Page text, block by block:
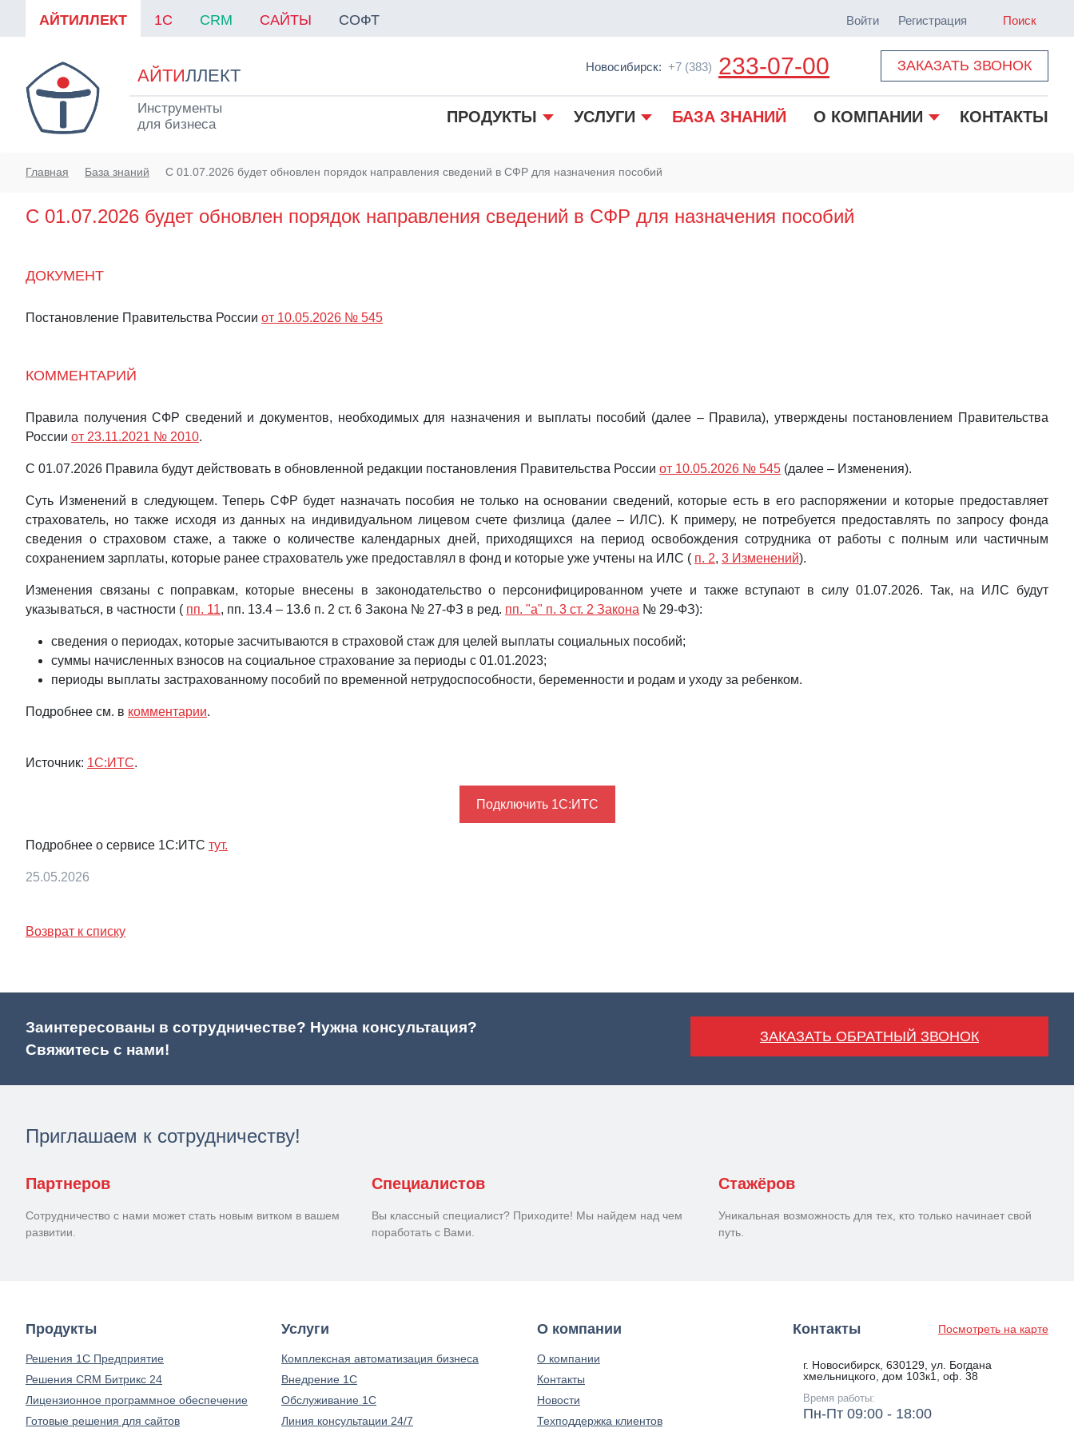
АЙТИЛЛЕКТ 1C CRM САЙТЫ СОФТ Войти Регистрация Поиск
АЙТИЛЛЕКТ
Инструменты
для бизнеса
Новосибирск: +7 (383) 233-07-00 ЗАКАЗАТЬ ЗВОНОК
ПРОДУКТЫ УСЛУГИ БАЗА ЗНАНИЙ О КОМПАНИИ КОНТАКТЫ
Главная База знаний С 01.07.2026 будет обновлен порядок направления сведений в СФР для назначения пособий
С 01.07.2026 будет обновлен порядок направления сведений в СФР для назначения пособий
ДОКУМЕНТ
Постановление Правительства России от 10.05.2026 № 545
КОММЕНТАРИЙ
Правила получения СФР сведений и документов, необходимых для назначения и выплаты пособий (далее – Правила), утверждены постановлением Правительства
России от 23.11.2021 № 2010.
С 01.07.2026 Правила будут действовать в обновленной редакции постановления Правительства России от 10.05.2026 № 545 (далее – Изменения).
Суть Изменений в следующем. Теперь СФР будет назначать пособия не только на основании сведений, которые есть в его распоряжении и которые предоставляет
страхователь, но также исходя из данных на индивидуальном лицевом счете физлица (далее – ИЛС). К примеру, не потребуется предоставлять по запросу фонда
сведения о страховом стаже, а также о количестве календарных дней, приходящихся на период освобождения сотрудника от работы с полным или частичным
сохранением зарплаты, которые ранее страхователь уже предоставлял в фонд и которые уже учтены на ИЛС ( п. 2, 3 Изменений).
Изменения связаны с поправкам, которые внесены в законодательство о персонифицированном учете и также вступают в силу 01.07.2026. Так, на ИЛС будут
указываться, в частности ( пп. 11, пп. 13.4 – 13.6 п. 2 ст. 6 Закона № 27-ФЗ в ред. пп. "а" п. 3 ст. 2 Закона № 29-ФЗ):
сведения о периодах, которые засчитываются в страховой стаж для целей выплаты социальных пособий;
суммы начисленных взносов на социальное страхование за периоды с 01.01.2023;
периоды выплаты застрахованному пособий по временной нетрудоспособности, беременности и родам и уходу за ребенком.
Подробнее см. в комментарии.
Источник: 1С:ИТС.
Подключить 1С:ИТС
Подробнее о сервисе 1С:ИТС тут.
25.05.2026
Возврат к списку
Заинтересованы в сотрудничестве? Нужна консультация?
Свяжитесь с нами!
ЗАКАЗАТЬ ОБРАТНЫЙ ЗВОНОК
Приглашаем к сотрудничеству!
Партнеров
Сотрудничество с нами может стать новым витком в вашем
развитии.
Специалистов
Вы классный специалист? Приходите! Мы найдем над чем
поработать с Вами.
Стажёров
Уникальная возможность для тех, кто только начинает свой
путь.
Продукты
Решения 1С Предприятие
Решения CRM Битрикс 24
Лицензионное программное обеспечение
Готовые решения для сайтов
Услуги
Комплексная автоматизация бизнеса
Внедрение 1С
Обслуживание 1С
Линия консультации 24/7
О компании
О компании
Контакты
Новости
Техподдержка клиентов
Контакты
г. Новосибирск, 630129, ул. Богдана
хмельницкого, дом 103к1, оф. 38
Время работы:
Пн-Пт 09:00 - 18:00
Посмотреть на карте